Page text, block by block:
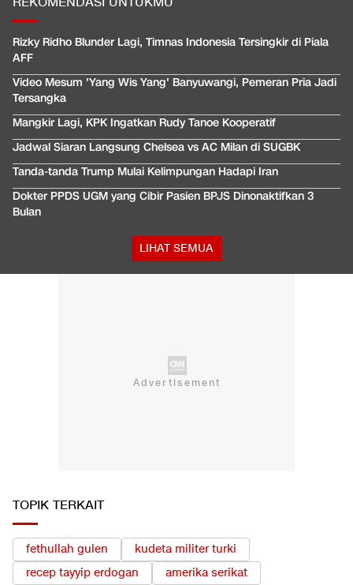
Rizky Ridho Blunder Lagi, Timnas Indonesia Tersingkir di Piala
AFF
Video Mesum 'Yang Wis Yang' Banyuwangi, Pemeran Pria Jadi
Tersangka
Mangkir Lagi, KPK Ingatkan Rudy Tanoe Kooperatif
Jadwal Siaran Langsung Chelsea vs AC Milan di SUGBK
Tanda-tanda Trump Mulai Kelimpungan Hadapi Iran
Dokter PPDS UGM yang Cibir Pasien BPJS Dinonaktifkan 3
Bulan
LIHAT SEMUA
TOPIK TERKAIT
fethullah gulen
kudeta militer turki
recep tayyip erdogan
amerika serikat